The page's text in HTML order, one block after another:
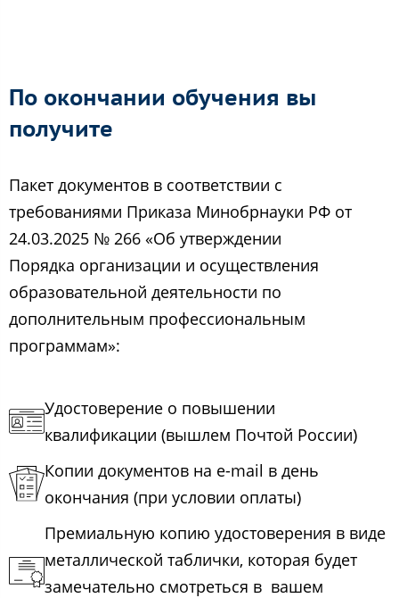
По окончании обучения вы
получите
Пакет документов в соответствии с
требованиями Приказа Минобрнауки РФ от
24.03.2025 № 266 «Об утверждении
Порядка организации и осуществления
образовательной деятельности по
дополнительным профессиональным
программам»:
Удостоверение о повышении
квалификации (вышлем Почтой России)
Копии документов на e-mail в день
окончания (при условии оплаты)
Премиальную копию удостоверения в виде
металлической таблички, которая будет
замечательно смотреться в вашем